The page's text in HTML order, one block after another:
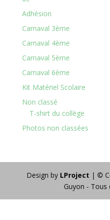
Adhésion
Carnaval 3ème
Carnaval 4ème
Carnaval 5ème
Carnaval 6ème
Kit Matériel Scolaire
Non classé
T-shirt du collège
Photos non classées
Design by LProject | ©
Guyon - Tous